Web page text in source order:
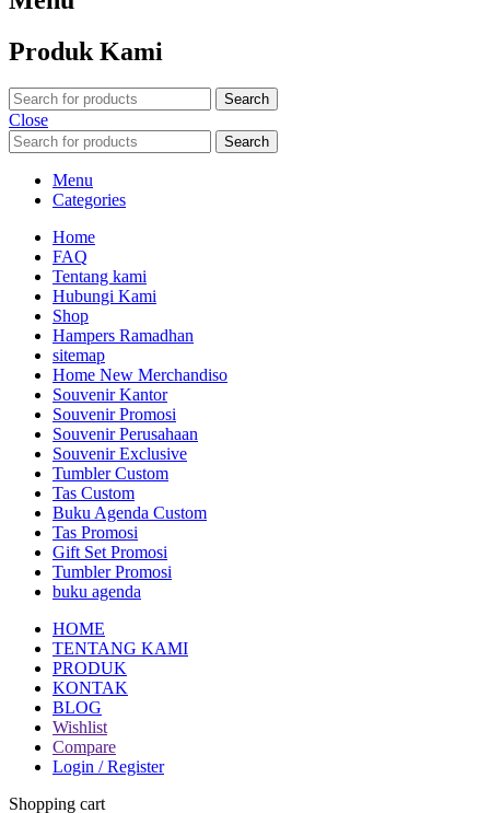
Produk Kami
Search
Close
Search
Menu
Categories
Home
FAQ
Tentang kami
Hubungi Kami
Shop
Hampers Ramadhan
sitemap
Home New Merchandiso
Souvenir Kantor
Souvenir Promosi
Souvenir Perusahaan
Souvenir Exclusive
Tumbler Custom
Tas Custom
Buku Agenda Custom
Tas Promosi
Gift Set Promosi
Tumbler Promosi
buku agenda
HOME
TENTANG KAMI
PRODUK
KONTAK
BLOG
Wishlist
Compare
Login / Register
Shopping cart